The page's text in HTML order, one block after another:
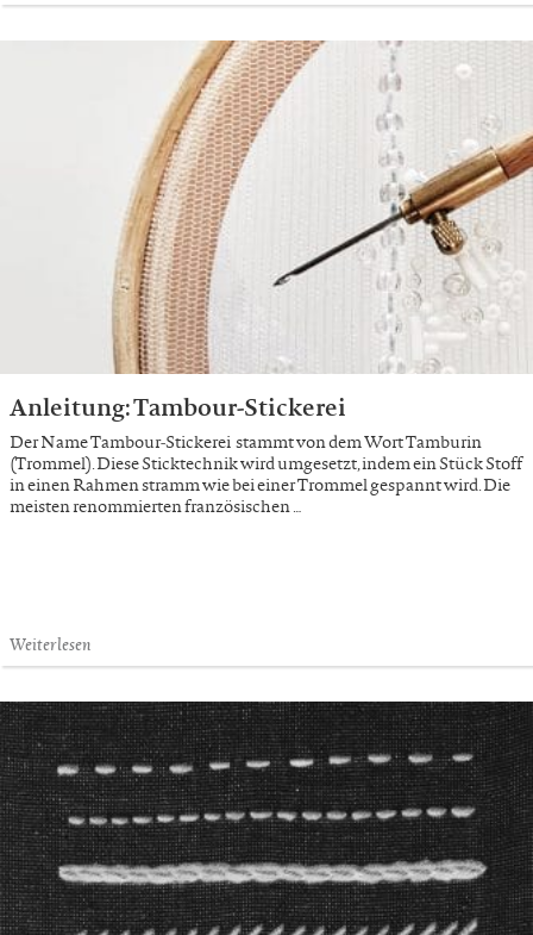
Anleitung: Tam­bour-Sti­cke­rei
Der Name Tambour-Stickerei stammt von dem Wort Tamburin
(Trommel). Diese Sticktechnik wird umgesetzt, indem ein Stück Stoff
in einen Rahmen stramm wie bei einer Trommel gespannt wird. Die
meisten renommierten französischen …
Weiterlesen